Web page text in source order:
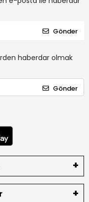
Gönder
haberdar olmak
Gönder